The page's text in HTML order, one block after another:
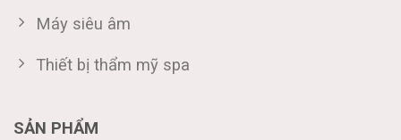
Máy siêu âm
Thiết bị thẩm mỹ spa
SẢN PHẨM